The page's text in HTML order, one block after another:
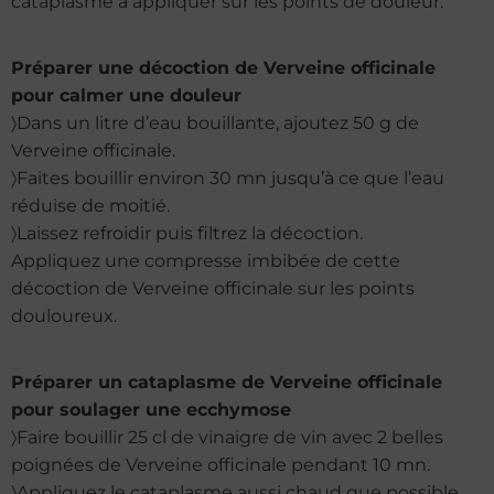
Préparer une décoction de Verveine officinale
pour calmer une douleur
〉Dans un litre d’eau bouillante, ajoutez 50 g de
Verveine officinale.
〉Faites bouillir environ 30 mn jusqu’à ce que l’eau
réduise de moitié.
〉Laissez refroidir puis filtrez la décoction.
Appliquez une compresse imbibée de cette
décoction de Verveine officinale sur les points
douloureux.
Préparer un cataplasme de Verveine officinale
pour soulager une ecchymose
〉Faire bouillir 25 cl de vinaigre de vin avec 2 belles
poignées de Verveine officinale pendant 10 mn.